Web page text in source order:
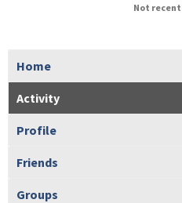
Not
Home
Activity
Profile
Friends
Groups